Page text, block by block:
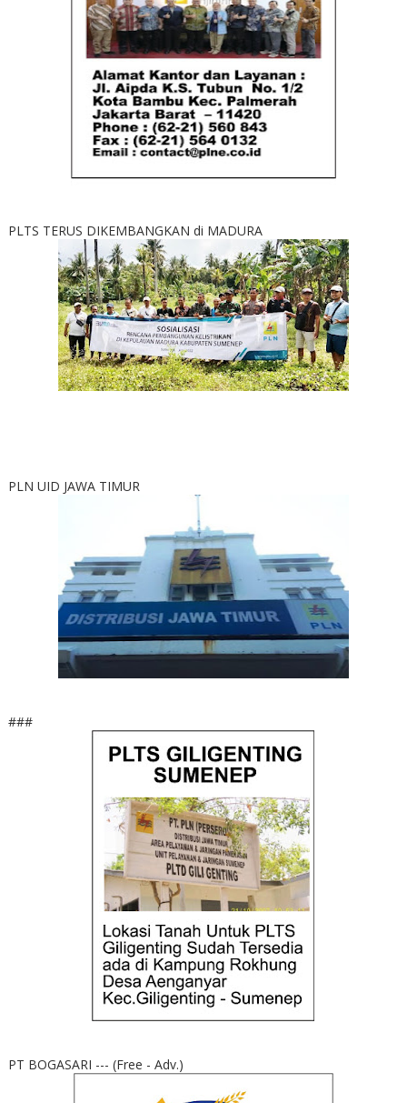
PLTS TERUS DIKEMBANGKAN di MADURA
PLN UID JAWA TIMUR
###
PT BOGASARI --- (Free - Adv.)